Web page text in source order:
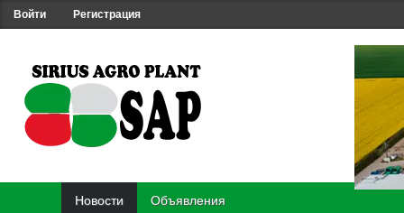
Войти Регистрация
Новости
Объявления